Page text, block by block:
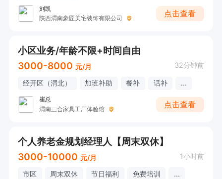
刘凯
陕西渭南豪匠美宅装饰有限公司
点击查看
小区业务/年龄不限+时间自由
3000-8000 元/月 32分钟前
经开区（渭北） 加班补助 餐补 话补 ...
崔总
渭南三合家具工厂体验馆
点击查看
个人养老金规划经理人【周末双休】
3000-10000 元/月 1小时前
市区 周末双休 节日福利 免费培训 ...